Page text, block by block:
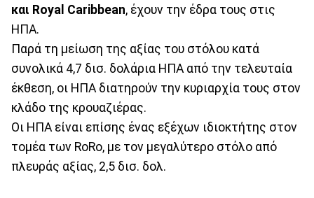
και Royal Caribbean, έχουν την έδρα τους στις
ΗΠΑ.
Παρά τη μείωση της αξίας του στόλου κατά
συνολικά 4,7 δισ. δολάρια ΗΠΑ από την τελευταία
έκθεση, οι ΗΠΑ διατηρούν την κυριαρχία τους στον
κλάδο της κρουαζιέρας.
Οι ΗΠΑ είναι επίσης ένας εξέχων ιδιοκτήτης στον
τομέα των RoRo, με τον μεγαλύτερο στόλο από
πλευράς αξίας, 2,5 δισ. δολ.